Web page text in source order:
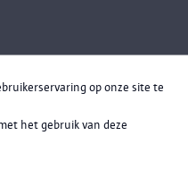
op onze site te
het gebruik van deze
Rachid Atia en Roselyne
verhalen achter de
te weten over de bijzondere